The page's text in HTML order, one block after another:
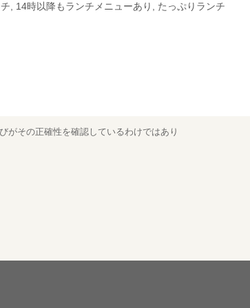
, 14時以降もランチメニューあり, たっぷりランチ
がその正確性を確認しているわけではあり